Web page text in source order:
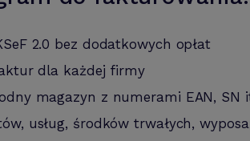
2.0 bez dodatkowych opłat
dla każdej firmy
magazyn z numerami EAN, SN
usług, środków trwałych,